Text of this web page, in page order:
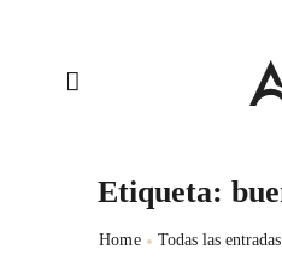
Etiqueta:
Home Todas las entradas